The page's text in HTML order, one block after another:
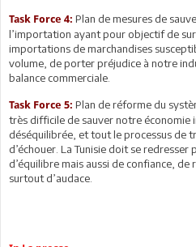
Task Force 4: Plan de mesures de
l’importation ayant pour objectif de
importations de marchandises
volume, de porter préjudice à notre
balance commerciale.
Task Force 5: Plan de réforme du
très difficile de sauver notre
déséquilibrée, et tout le processus de
d’échouer. La Tunisie doit se redresser
d’équilibre mais aussi de confiance,
surtout d’audace.